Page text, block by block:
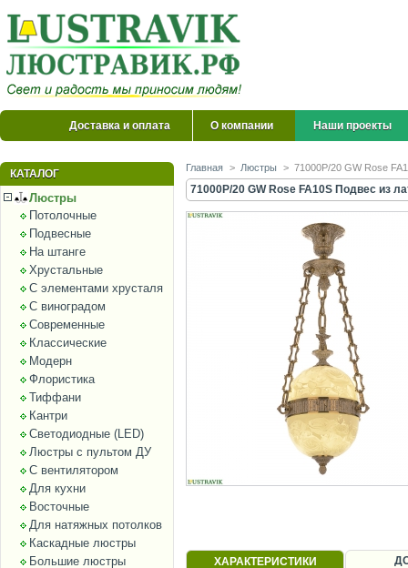
Доставка и оплата О компании Наши проекты
КАТАЛОГ
Люстры
Потолочные
Подвесные
На штанге
Хрустальные
С элементами хрусталя
С виноградом
Современные
Классические
Модерн
Флористика
Тиффани
Кантри
Светодиодные (LED)
Люстры с пультом ДУ
С вентилятором
Для кухни
Восточные
Для натяжных потолков
Каскадные люстры
Большие люстры
Главная > Люстры > 71000P/20 GW Rose
71000P/20 GW Rose FA10S Подвес из
ХАРАКТЕРИСТИКИ